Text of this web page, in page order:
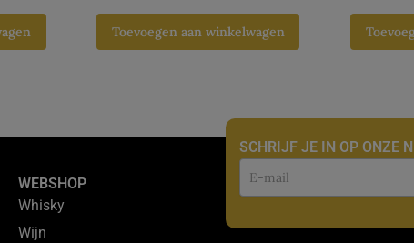
Toevoegen aan winkelwagen
WEBSHOP
Whisky
Wijn
SCHRIJF JE IN OP ONZE
Nieuwsbrief